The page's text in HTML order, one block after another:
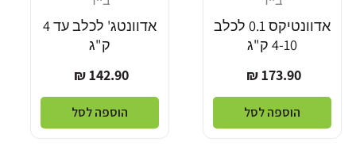
אדוונטיקס 0.1 לכלב
4-10 ק"ג
מחיר
רגיל
173.90 ₪
הוספה לסל
אדוונטג' לכלב עד 4
ק"ג
מחיר
רגיל
142.90 ₪
הוספה לסל